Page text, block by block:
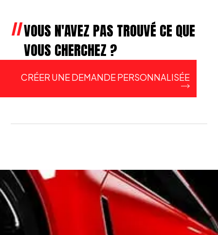
VOUS N'AVEZ PAS TROUVÉ CE QUE
VOUS CHERCHEZ ?
CRÉER UNE DEMANDE PERSONNALISÉE